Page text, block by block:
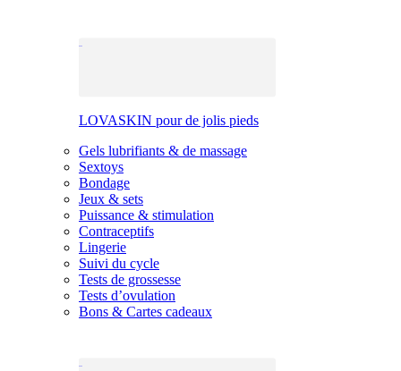
LOVASKIN pour de jolis pieds
Gels lubrifiants & de massage
Sextoys
Bondage
Jeux & sets
Puissance & stimulation
Contraceptifs
Lingerie
Suivi du cycle
Tests de grossesse
Tests d’ovulation
Bons & Cartes cadeaux